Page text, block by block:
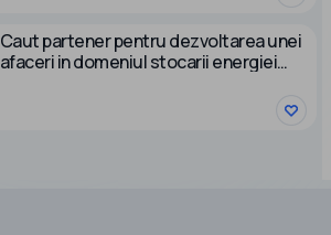
Caut partener pentru dezvoltarea unei
afaceri in domeniul stocarii energiei